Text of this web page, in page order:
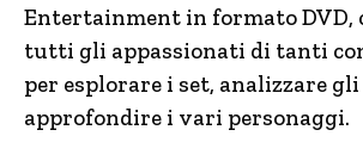
Entertainment in formato DVD,
tutti gli appassionati di tanti
per esplorare i set, analizzare gli
approfondire i vari personaggi.